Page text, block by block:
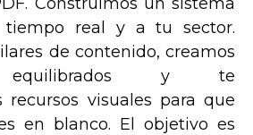
real y a tu sector.
de contenido, creamos
equilibrados y te
recursos visuales para que
en blanco. El objetivo es